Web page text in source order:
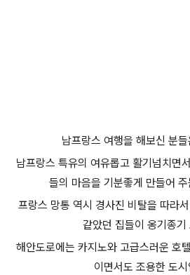
남프랑스 여행을 해보신 분
남프랑스 특유의 여유롭고 활기넘치면
들의 마음을 기분좋게 만들어
프랑스 망통 역시 경사진 비탈을 따라
같았던 집들이 옹기종기
해안도로에는 카지노와 고급스러운 호
이면서도 조용한 도